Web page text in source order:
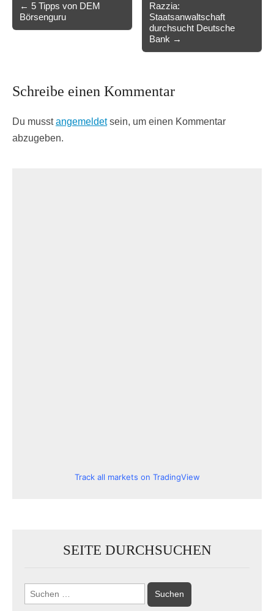
navigation
← 5 Tipps von DEM
Börsenguru
Razzia:
Staatsanwaltschaft
durchsucht Deutsche
Bank →
Schreibe einen Kommentar
Du musstangemeldetsein, um einen Kommentar
abzugeben.
Track all markets on TradingView
SEITE DURCHSUCHEN
Suchen
nach: